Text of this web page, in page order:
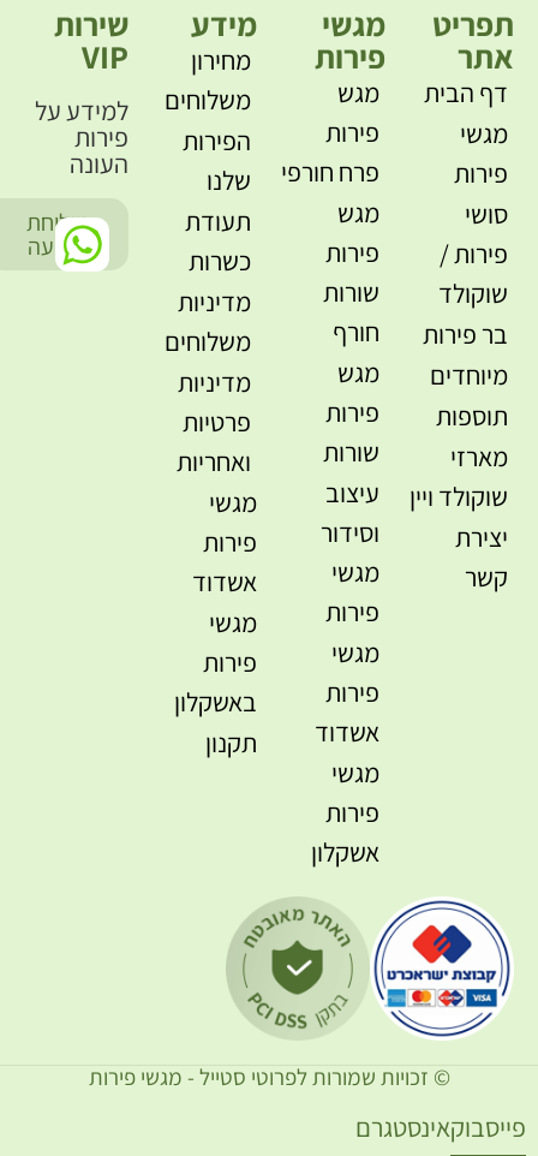
תפריט
אתר
דף הבית
מגשי
פירות
סושי
פירות /
שוקולד
בר פירות
מיוחדים
תוספות
מארזי
שוקולד ויין
יצירת
קשר
מגשי
פירות
מגש
פירות
פרח חורפי
מגש
פירות
שורות
חורף
מגש
פירות
שורות
עיצוב
וסידור
מגשי
פירות
מגשי
פירות
אשדוד
מגשי
פירות
אשקלון
מידע
מחירון
משלוחים
הפירות
שלנו
תעודת
כשרות
מדיניות
משלוחים
מדיניות
פרטיות
ואחריות
מגשי
פירות
אשדוד
מגשי
פירות
באשקלון
תקנון
שירות
VIP
למידע על
פירות
העונה
שליחת
הודעה
© זכויות שמורות לפרוטי סטייל - מגשי פירות
אינסטגרם